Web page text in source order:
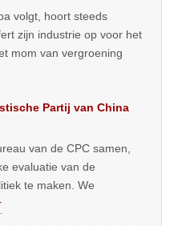
volgt, hoort steeds
zijn industrie op voor het
mom van vergroening
Partij van China
van de CPC samen,
evaluatie van de
te maken. We